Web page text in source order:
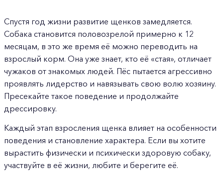
Спустя год жизни развитие щенков замедляется.
Собака становится половозрелой примерно к 12
месяцам, в это же время её можно переводить на
взрослый корм. Она уже знает, кто её «стая», отличает
чужаков от знакомых людей. Пёс пытается агрессивно
проявлять лидерство и навязывать свою волю хозяину.
Пресекайте такое поведение и продолжайте
дрессировку.
Каждый этап взросления щенка влияет на особенности
поведения и становление характера. Если вы хотите
вырастить физически и психически здоровую собаку,
участвуйте в её жизни, любите и берегите её.